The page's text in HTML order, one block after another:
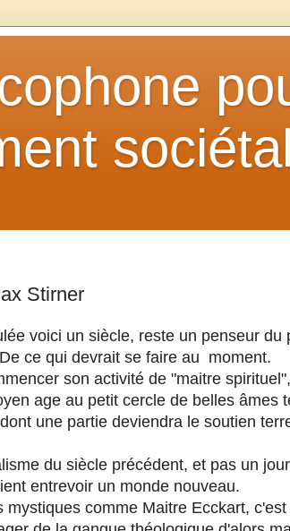
Stirner
voici un siècle, reste un penseur du
ce qui devrait se faire au moment.
son activité de "maitre
age au petit cercle de belles âmes
une partie deviendra le soutien
du siècle précédent, et pas un
entrevoir un monde nouveau.
comme Maitre Ecckart,